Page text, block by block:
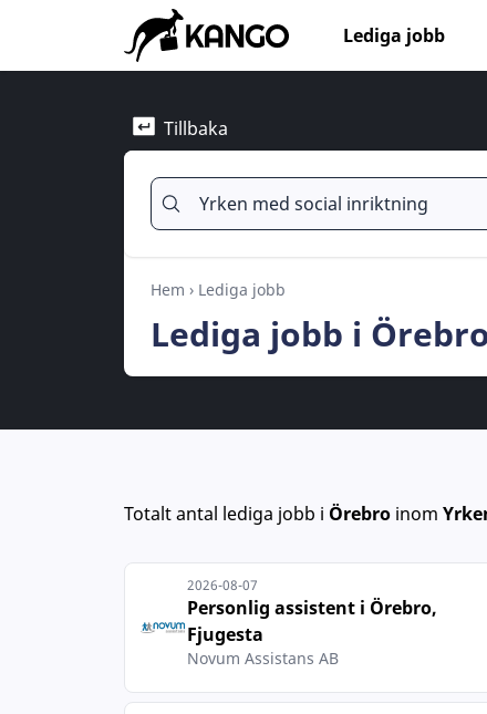
Lediga jobb
Tillbaka
Hem › Lediga jobb
Lediga jobb i
Totalt antal lediga jobb i Örebro inom
2026-08-07
Personlig assistent i Örebro,
Fjugesta
Novum Assistans AB